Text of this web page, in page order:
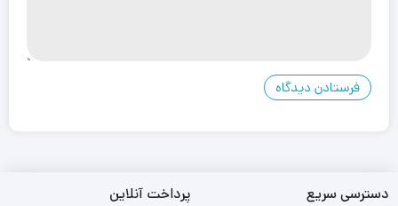
دسترسی سریع پرداخت آنلاین